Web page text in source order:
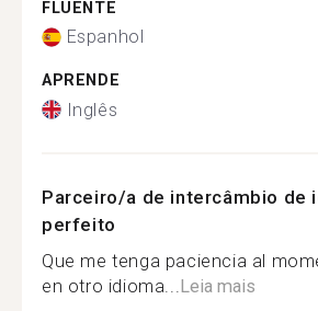
FLUENTE
Espanhol
APRENDE
Inglês
Parceiro/a de intercâmbio de
perfeito
Que me tenga paciencia al
en otro idioma... Leia mais